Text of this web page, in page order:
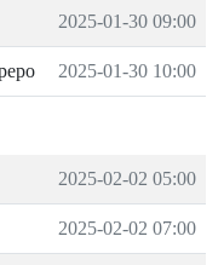
2025-01-30 09:00
2025-01-30 10:00
2025-02-02 05:00
2025-02-02 07:00